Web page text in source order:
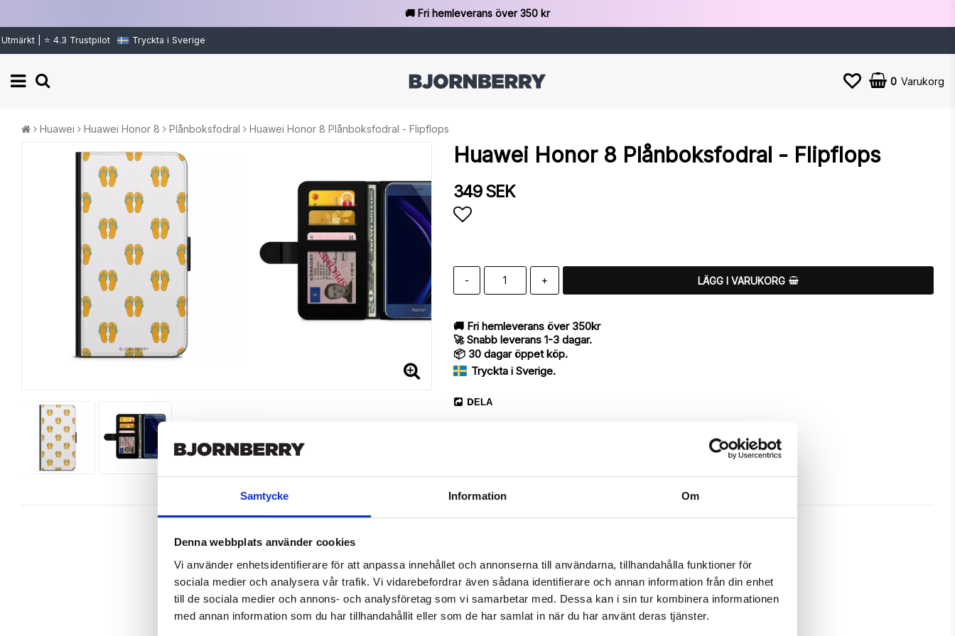
Samtycke Information Om
Denna webbplats använder cookies
Vi använder enhetsidentifierare för att anpassa innehållet och annonserna till användarna, tillhandahålla funktioner för
sociala medier och analysera vår trafik. Vi vidarebefordrar även sådana identifierare och annan information från din enhet
till de sociala medier och annons- och analysföretag som vi samarbetar med. Dessa kan i sin tur kombinera informationen
med annan information som du har tillhandahållit eller som de har samlat in när du har använt deras tjänster.
🚚 Fri hemleverans över 350 kr
Utmärkt | ⭐ 4.3 Trustpilot Tryckta i Sverige
0 Varukorg
Huawei Huawei Honor 8 Plånboksfodral Huawei Honor 8 Plånboksfodral - Flipflops
Huawei Honor 8 Plånboksfodral - Flipflops
349 SEK
- + LÄGG I VARUKORG
🚚 Fri hemleverans över 350kr
🚀 Snabb leverans 1-3 dagar.
📦 30 dagar öppet köp.
Tryckta i Sverige.
DELA
Art.nr: 12826
Snyggt plånboksfodral från Bjornberry med ett snyggt “Flipflops”-motiv, designat för att ge ett bra skydd och passa din Huawei Honor 8
perfekt.
Denna mobilväska är mycket smidig då den har funktionen att fungera som ett skyddande fodral men samtidigt som en plånbok. Detta